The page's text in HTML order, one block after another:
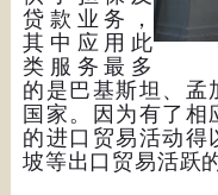
贷款业务，
其中应用此
类服务最多
的是巴基斯坦、孟
国家。因为有了相
的进口贸易活动得
坡等出口贸易活跃